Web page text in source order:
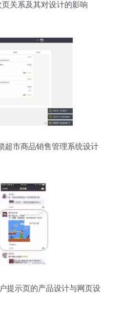
关系及其对设计的影响
超市商品销售管理系统设计
提示页的产品设计与网页设